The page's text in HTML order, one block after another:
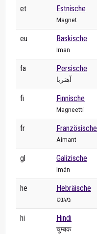
et Estnische
Magnet
eu Baskische
Iman
fa Persische
آهنربا
fi Finnische
Magneetti
fr Französische
Aimant
gl Galizische
Imán
he Hebräische
מגנט
hi Hindi
चुम्बक